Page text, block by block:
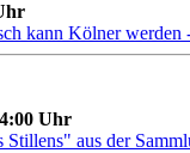
kann Kölner werden
Uhr
aus der